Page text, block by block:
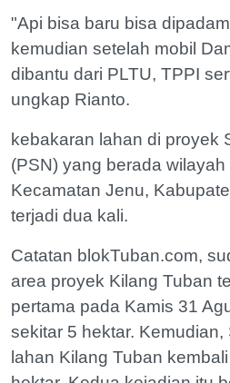
"Api bisa baru bisa
kemudian setelah mobil
dibantu dari PLTU, TPPI
ungkap Rianto.
kebakaran lahan di proyek
(PSN) yang berada
Kecamatan Jenu,
terjadi dua kali.
Catatan blokTuban.com,
area proyek Kilang Tuban
pertama pada Kamis 31
sekitar 5 hektar.
lahan Kilang Tuban